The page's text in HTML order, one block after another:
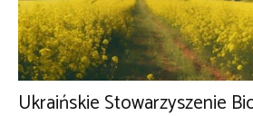
Ukraińskie Stowarzyszenie